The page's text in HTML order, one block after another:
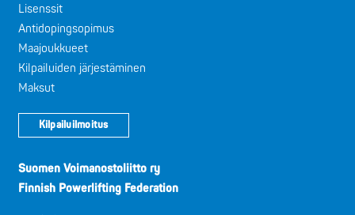
Lisenssit
Antidopingsopimus
Maajoukkueet
Kilpailuiden järjestäminen
Maksut
Kilpailuilmoitus
Suomen Voimanostoliitto ry
Finnish Powerlifting Federation